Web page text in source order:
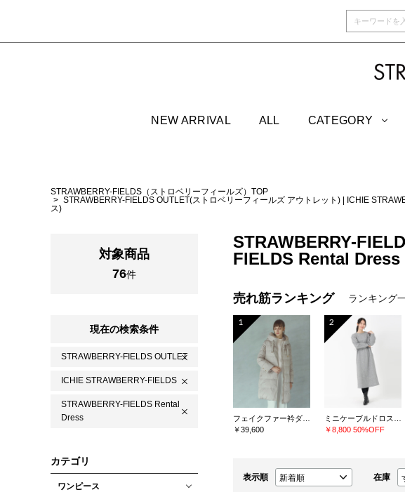
NEW ARRIVAL ALL CATEGORY
STRAWBERRY-FIELDS（ストロベリーフィールズ）TOP
STRAWBERRY-FIELDS OUTLET(ストロベリーフィールズ アウトレット)
ICHIE
ス)
対象商品
76件
現在の検索条件
STRAWBERRY-FIELDS OUTLET
ICHIE STRAWBERRY-FIELDS
STRAWBERRY-FIELDS Rental
Dress
カテゴリ
ワンピース
STRAWBERRY-
FIELDS Rental Dress
売れ筋ランキング ランキング
1
￥39,600
2
￥8,800 50%OFF
表示順 在庫